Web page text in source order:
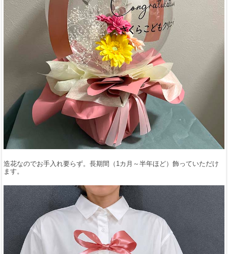
造花なのでお手入れ要らず。長期間（1カ月～半年ほど）飾っていただけ
ます。